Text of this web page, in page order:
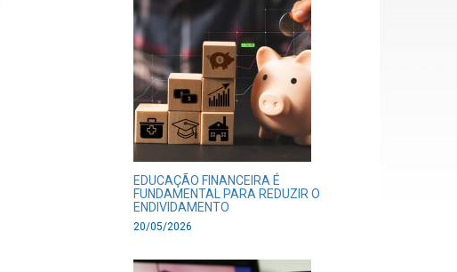
EDUCAÇÃO FINANCEIRA É
FUNDAMENTAL PARA REDUZIR O
ENDIVIDAMENTO
20/05/2026